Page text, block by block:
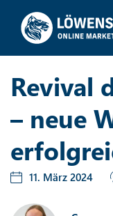
Revival
– neue
11. März 2024